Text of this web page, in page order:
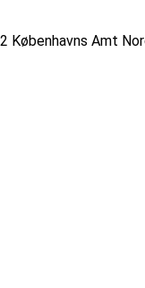
2 Københavns Amt